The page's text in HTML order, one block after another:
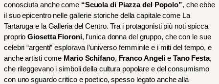
conosciuta anche come “Scuola di Piazza del Popolo”, che ebbe
il suo epicentro nelle gallerie storiche della capitale come La
Tartaruga e la Galleria del Centro. Tra i protagonisti più noti spicca
proprio Giosetta Fioroni, l’unica donna del gruppo, che con le sue
celebri “argenti” esplorava l’universo femminile e i miti del tempo, e
anche artisti come Mario Schifano, Franco Angeli e Tano Festa,
che rileggevano i simboli della cultura popolare e del consumismo
con uno sguardo critico e poetico, spesso legato anche alla